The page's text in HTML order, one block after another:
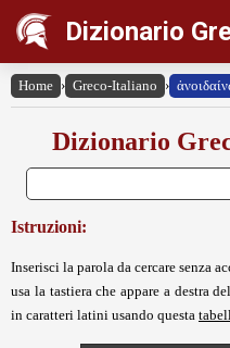
Dizionario
Home › Greco-Italiano ›
Dizionario
Istruzioni:
Inserisci la parola da cercare senza
usa la tastiera che appare a destra
in caratteri latini usando questa